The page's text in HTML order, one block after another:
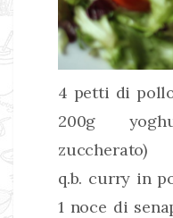
4 petti di
200g
zuccherato)
q.b. curry in
1 noce di